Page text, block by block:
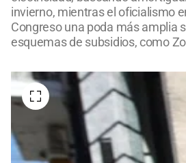
invierno, mientras el oficialismo
Congreso una poda más amplia
esquemas de subsidios, como